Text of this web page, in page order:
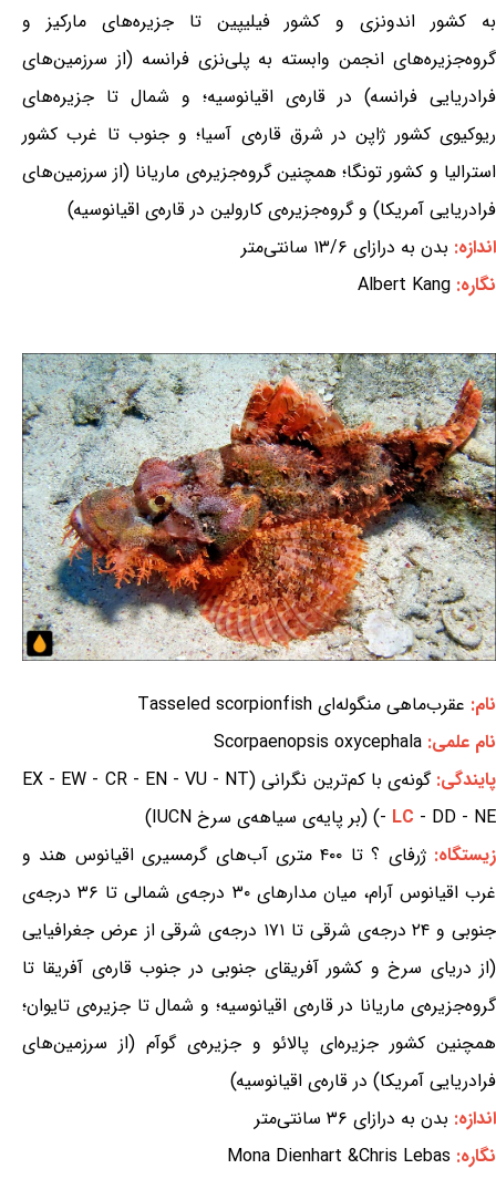
به کشور اندونزی و کشور فیلیپین تا جزیره‌های مارکیز و
گروه‌جزیره‌های انجمن وابسته به پلی‌نزی فرانسه (از سرزمین‌های
فرادریایی فرانسه) در قاره‌ی اقیانوسیه؛ و شمال تا جزیره‌های
ریوکیوی کشور ژاپن در شرق قاره‌ی آسیا؛ و جنوب تا غرب کشور
استرالیا و کشور تونگا؛ همچنین گروه‌جزیره‌ی ماریانا (از سرزمین‌های
فرادریایی آمریکا) و گروه‌جزیره‌ی کارولین در قاره‌ی اقیانوسیه)
اندازه: بدن به درازای ۱۳/۶ سانتی‌متر
نگاره: Albert Kang
نام: عقرب‌ماهی منگوله‌ای Tasseled scorpionfish
نام علمی: Scorpaenopsis oxycephala
پایندگی:
گونه‌ی با کم‌ترین نگرانی (EX - EW - CR - EN - VU - NT
- LC - DD - NE) (بر پایه‌ی سیاهه‌ی سرخ IUCN)
زیستگاه:
ژرفای ؟ تا ۴۰۰ متری آب‌های گرمسیری اقیانوس هند و
غرب اقیانوس آرام، میان مدارهای ۳۰ درجه‌ی شمالی تا ۳۶ درجه‌ی
جنوبی و ۲۴ درجه‌ی شرقی تا ۱۷۱ درجه‌ی شرقی از عرض جغرافیایی
(از دریای سرخ و کشور آفریقای جنوبی در جنوب قاره‌ی آفریقا تا
گروه‌جزیره‌ی ماریانا در قاره‌ی اقیانوسیه؛ و شمال تا جزیره‌ی تایوان؛
همچنین کشور جزیره‌ای پالائو و جزیره‌ی گوآم (از سرزمین‌های
فرادریایی آمریکا) در قاره‌ی اقیانوسیه)
اندازه: بدن به درازای ۳۶ سانتی‌متر
نگاره: Mona Dienhart &Chris Lebas